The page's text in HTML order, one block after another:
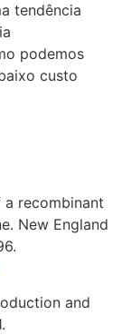
tendência
podemos
custo
a recombinant
New England
and